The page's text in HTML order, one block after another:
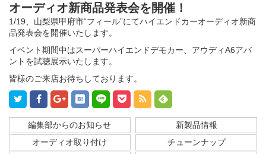
オーディオ新商品発表会を開催 ！
1/19、山梨県甲府市“フィール”にてハイエンドカーオーディオ新商
品発表会を開催いたします。
イベント期間中はスーパーハイエンドデモカー、アウディA6アバ
ントを試聴展示いたします。
皆様のご来店お待ちしております。
編集部からのお知らせ
新製品情報
オーディオ取り付け
チューンナップ